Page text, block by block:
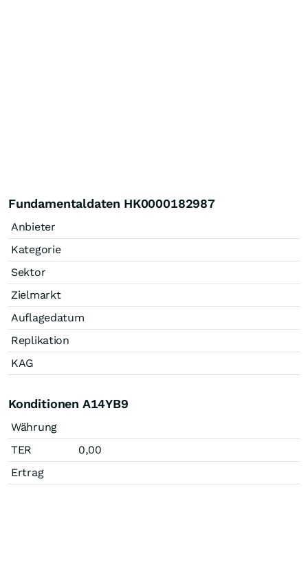
Fundamentaldaten HK0000182987
Anbieter
Kategorie
Sektor
Zielmarkt
Auflagedatum
Replikation
KAG
Konditionen A14YB9
Währung
TER
0,00
Ertrag